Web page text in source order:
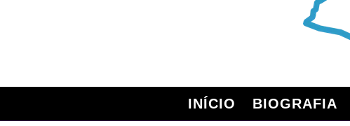
INÍCIO BIOGRAFIA